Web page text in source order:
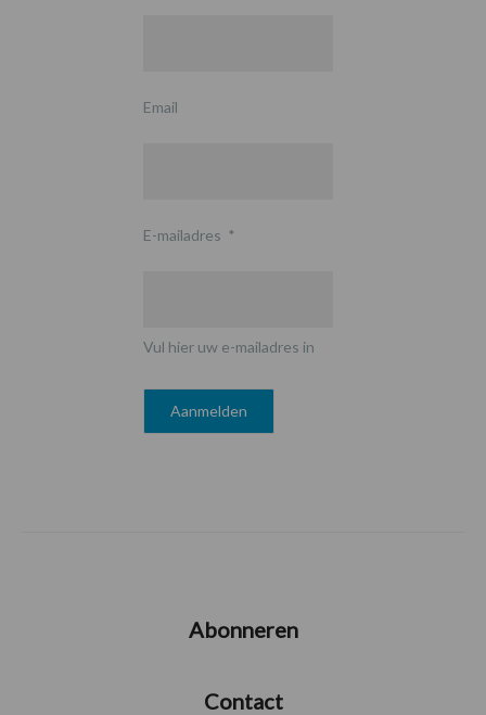
Email
E-mailadres *
Vul hier uw e-mailadres in
Abonneren
Contact